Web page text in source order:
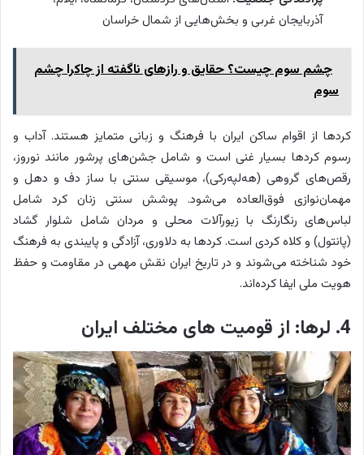
آذربایجان غربی و بخش‌هایی از شمال خراسان
چشم سوم چیست؟ حقایق و رازهای ناگفته از چاکرا چشم
سوم
کردها از اقوام ساکن ایران با فرهنگ و زبانی متمایز هستند. آداب و
رسوم کردها بسیار غنی است و شامل جشن‌های پرشور مانند نوروز،
رقص‌های گروهی (هه‌لپه‌رکی)، موسیقی سنتی با ساز دف و دهل و
مهمان‌نوازی فوق‌العاده می‌شود. پوشش سنتی زنان کرد شامل
لباس‌های رنگارنگ با زیورآلات محلی و مردان شامل شلوار گشاد
(پانتول) و کلاه کردی است. کردها به دلاوری، آزادگی و پایبندی به فرهنگ
خود شناخته می‌شوند و در تاریخ ایران نقش مهمی در مقاومت و حفظ
هویت ملی ایفا کرده‌اند.
4. لرها: از قومیت های مختلف ایران